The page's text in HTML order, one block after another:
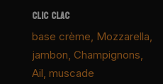
CLIC CLAC
base crème, Mozzarella,
jambon, Champignons,
Ail, muscade